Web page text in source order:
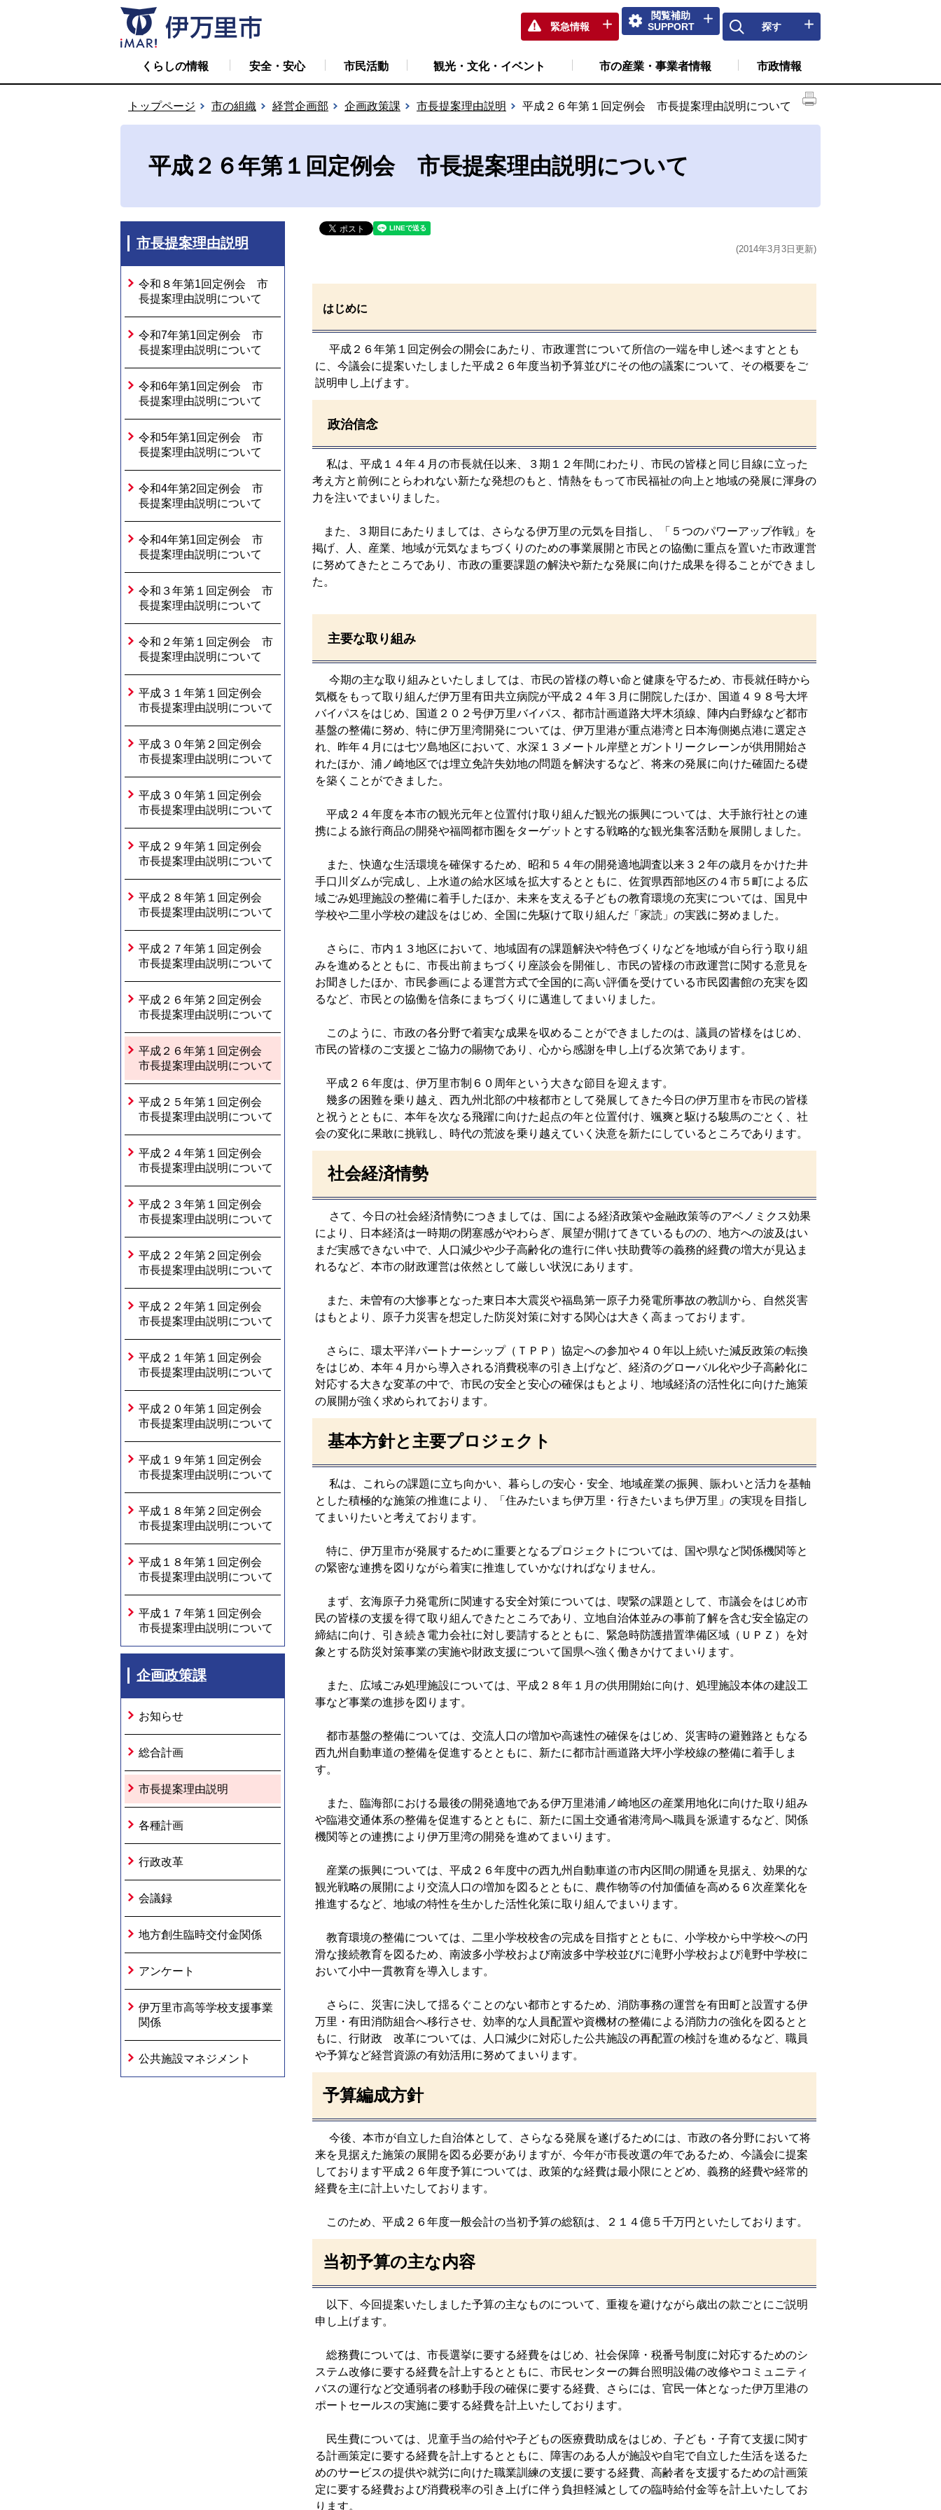
緊急情報
閲覧補助
SUPPORT
探す
くらしの情報 安全・安心 市民活動 観光・文化・イベント 市の産業・事業者情報 市政情報
トップページ 市の組織 経営企画部 企画政策課 市長提案理由説明 平成２６年第１回定例会 市長提案理由説明について
平成２６年第１回定例会 市長提案理由説明について
市長提案理由説明
令和８年第1回定例会 市
長提案理由説明について
令和7年第1回定例会 市
長提案理由説明について
令和6年第1回定例会 市
長提案理由説明について
令和5年第1回定例会 市
長提案理由説明について
令和4年第2回定例会 市
長提案理由説明について
令和4年第1回定例会 市
長提案理由説明について
令和３年第１回定例会 市
長提案理由説明について
令和２年第１回定例会 市
長提案理由説明について
平成３１年第１回定例会
市長提案理由説明について
平成３０年第２回定例会
市長提案理由説明について
平成３０年第１回定例会
市長提案理由説明について
平成２９年第１回定例会
市長提案理由説明について
平成２８年第１回定例会
市長提案理由説明について
平成２７年第１回定例会
市長提案理由説明について
平成２６年第２回定例会
市長提案理由説明について
平成２６年第１回定例会
市長提案理由説明について
平成２５年第１回定例会
市長提案理由説明について
平成２４年第１回定例会
市長提案理由説明について
平成２３年第１回定例会
市長提案理由説明について
平成２２年第２回定例会
市長提案理由説明について
平成２２年第１回定例会
市長提案理由説明について
平成２１年第１回定例会
市長提案理由説明について
平成２０年第１回定例会
市長提案理由説明について
平成１９年第１回定例会
市長提案理由説明について
平成１８年第２回定例会
市長提案理由説明について
平成１８年第１回定例会
市長提案理由説明について
平成１７年第１回定例会
市長提案理由説明について
企画政策課
お知らせ
総合計画
市長提案理由説明
各種計画
行政改革
会議録
地方創生臨時交付金関係
アンケート
伊万里市高等学校支援事業
関係
公共施設マネジメント
(2014年3月3日更新)
はじめに
平成２６年第１回定例会の開会にあたり、市政運営について所信の一端を申し述べますととも
に、今議会に提案いたしました平成２６年度当初予算並びにその他の議案について、その概要をご
説明申し上げます。
政治信念
私は、平成１４年４月の市長就任以来、３期１２年間にわたり、市民の皆様と同じ目線に立った
考え方と前例にとらわれない新たな発想のもと、情熱をもって市民福祉の向上と地域の発展に渾身の
力を注いでまいりました。
また、３期目にあたりましては、さらなる伊万里の元気を目指し、「５つのパワーアップ作戦」を
掲げ、人、産業、地域が元気なまちづくりのための事業展開と市民との協働に重点を置いた市政運営
に努めてきたところであり、市政の重要課題の解決や新たな発展に向けた成果を得ることができまし
た。
主要な取り組み
今期の主な取り組みといたしましては、市民の皆様の尊い命と健康を守るため、市長就任時から
気概をもって取り組んだ伊万里有田共立病院が平成２４年３月に開院したほか、国道４９８号大坪
バイパスをはじめ、国道２０２号伊万里バイパス、都市計画道路大坪木須線、陣内白野線など都市
基盤の整備に努め、特に伊万里湾開発については、伊万里港が重点港湾と日本海側拠点港に選定さ
れ、昨年４月には七ツ島地区において、水深１３メートル岸壁とガントリークレーンが供用開始さ
れたほか、浦ノ崎地区では埋立免許失効地の問題を解決するなど、将来の発展に向けた確固たる礎
を築くことができました。
平成２４年度を本市の観光元年と位置付け取り組んだ観光の振興については、大手旅行社との連
携による旅行商品の開発や福岡都市圏をターゲットとする戦略的な観光集客活動を展開しました。
また、快適な生活環境を確保するため、昭和５４年の開発適地調査以来３２年の歳月をかけた井
手口川ダムが完成し、上水道の給水区域を拡大するとともに、佐賀県西部地区の４市５町による広
域ごみ処理施設の整備に着手したほか、未来を支える子どもの教育環境の充実については、国見中
学校や二里小学校の建設をはじめ、全国に先駆けて取り組んだ「家読」の実践に努めました。
さらに、市内１３地区において、地域固有の課題解決や特色づくりなどを地域が自ら行う取り組
みを進めるとともに、市長出前まちづくり座談会を開催し、市民の皆様の市政運営に関する意見を
お聞きしたほか、市民参画による運営方式で全国的に高い評価を受けている市民図書館の充実を図
るなど、市民との協働を信条にまちづくりに邁進してまいりました。
このように、市政の各分野で着実な成果を収めることができましたのは、議員の皆様をはじめ、
市民の皆様のご支援とご協力の賜物であり、心から感謝を申し上げる次第であります。
平成２６年度は、伊万里市制６０周年という大きな節目を迎えます。
幾多の困難を乗り越え、西九州北部の中核都市として発展してきた今日の伊万里市を市民の皆様
と祝うとともに、本年を次なる飛躍に向けた起点の年と位置付け、颯爽と駆ける駿馬のごとく、社
会の変化に果敢に挑戦し、時代の荒波を乗り越えていく決意を新たにしているところであります。
社会経済情勢
さて、今日の社会経済情勢につきましては、国による経済政策や金融政策等のアベノミクス効果
により、日本経済は一時期の閉塞感がやわらぎ、展望が開けてきているものの、地方への波及はい
まだ実感できない中で、人口減少や少子高齢化の進行に伴い扶助費等の義務的経費の増大が見込ま
れるなど、本市の財政運営は依然として厳しい状況にあります。
また、未曽有の大惨事となった東日本大震災や福島第一原子力発電所事故の教訓から、自然災害
はもとより、原子力災害を想定した防災対策に対する関心は大きく高まっております。
さらに、環太平洋パートナーシップ（ＴＰＰ）協定への参加や４０年以上続いた減反政策の転換
をはじめ、本年４月から導入される消費税率の引き上げなど、経済のグローバル化や少子高齢化に
対応する大きな変革の中で、市民の安全と安心の確保はもとより、地域経済の活性化に向けた施策
の展開が強く求められております。
基本方針と主要プロジェクト
私は、これらの課題に立ち向かい、暮らしの安心・安全、地域産業の振興、賑わいと活力を基軸
とした積極的な施策の推進により、「住みたいまち伊万里・行きたいまち伊万里」の実現を目指し
てまいりたいと考えております。
特に、伊万里市が発展するために重要となるプロジェクトについては、国や県など関係機関等と
の緊密な連携を図りながら着実に推進していかなければなりません。
まず、玄海原子力発電所に関連する安全対策については、喫緊の課題として、市議会をはじめ市
民の皆様の支援を得て取り組んできたところであり、立地自治体並みの事前了解を含む安全協定の
締結に向け、引き続き電力会社に対し要請するとともに、緊急時防護措置準備区域（ＵＰＺ）を対
象とする防災対策事業の実施や財政支援について国県へ強く働きかけてまいります。
また、広域ごみ処理施設については、平成２８年１月の供用開始に向け、処理施設本体の建設工
事など事業の進捗を図ります。
都市基盤の整備については、交流人口の増加や高速性の確保をはじめ、災害時の避難路ともなる
西九州自動車道の整備を促進するとともに、新たに都市計画道路大坪小学校線の整備に着手しま
す。
また、臨海部における最後の開発適地である伊万里港浦ノ崎地区の産業用地化に向けた取り組み
や臨港交通体系の整備を促進するとともに、新たに国土交通省港湾局へ職員を派遣するなど、関係
機関等との連携により伊万里湾の開発を進めてまいります。
産業の振興については、平成２６年度中の西九州自動車道の市内区間の開通を見据え、効果的な
観光戦略の展開により交流人口の増加を図るとともに、農作物等の付加価値を高める６次産業化を
推進するなど、地域の特性を生かした活性化策に取り組んでまいります。
教育環境の整備については、二里小学校校舎の完成を目指すとともに、小学校から中学校への円
滑な接続教育を図るため、南波多小学校および南波多中学校並びに滝野小学校および滝野中学校に
おいて小中一貫教育を導入します。
さらに、災害に決して揺るぐことのない都市とするため、消防事務の運営を有田町と設置する伊
万里・有田消防組合へ移行させ、効率的な人員配置や資機材の整備による消防力の強化を図るとと
もに、行財政 改革については、人口減少に対応した公共施設の再配置の検討を進めるなど、職員
や予算など経営資源の有効活用に努めてまいります。
予算編成方針
今後、本市が自立した自治体として、さらなる発展を遂げるためには、市政の各分野において将
来を見据えた施策の展開を図る必要がありますが、今年が市長改選の年であるため、今議会に提案
しております平成２６年度予算については、政策的な経費は最小限にとどめ、義務的経費や経常的
経費を主に計上いたしております。
このため、平成２６年度一般会計の当初予算の総額は、２１４億５千万円といたしております。
当初予算の主な内容
以下、今回提案いたしました予算の主なものについて、重複を避けながら歳出の款ごとにご説明
申し上げます。
総務費については、市長選挙に要する経費をはじめ、社会保障・税番号制度に対応するためのシ
ステム改修に要する経費を計上するとともに、市民センターの舞台照明設備の改修やコミュニティ
バスの運行など交通弱者の移動手段の確保に要する経費、さらには、官民一体となった伊万里港の
ポートセールスの実施に要する経費を計上いたしております。
民生費については、児童手当の給付や子どもの医療費助成をはじめ、子ども・子育て支援に関す
る計画策定に要する経費を計上するとともに、障害のある人が施設や自宅で自立した生活を送るた
めのサービスの提供や就労に向けた職業訓練の支援に要する経費、高齢者を支援するための計画策
定に要する経費および消費税率の引き上げに伴う負担軽減としての臨時給付金等を計上いたしてお
ります。